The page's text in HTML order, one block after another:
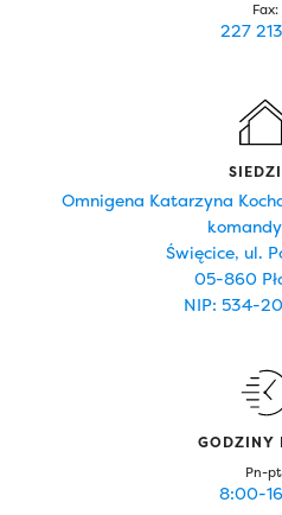
Fax:
227
Omnigena Katarzyna
Święcice, ul.
05-860
NIP: 534-
GODZINY
Pn-
8:00-